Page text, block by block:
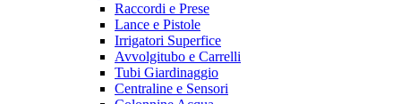
Raccordi e Prese
Lance e Pistole
Irrigatori Superfice
Avvolgitubo e Carrelli
Tubi Giardinaggio
Centraline e Sensori